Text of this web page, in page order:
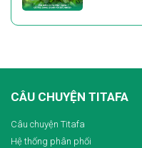
CÂU CHUYỆN TITAFA
Câu chuyện Titafa
Hệ thống phân phối